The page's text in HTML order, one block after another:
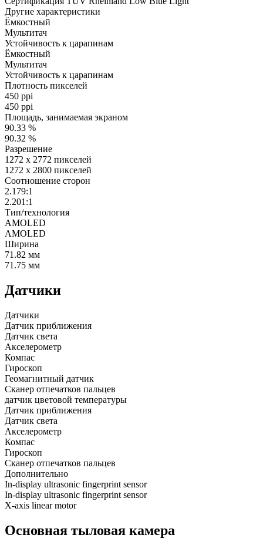
Другие характеристики
Ёмкостный
Мультитач
Устойчивость к царапинам
Ёмкостный
Мультитач
Устойчивость к царапинам
Плотность пикселей
450 ppi
450 ppi
Площадь, занимаемая экраном
90.33 %
90.32 %
Разрешение
1272 x 2772 пикселей
1272 x 2800 пикселей
Соотношение сторон
2.179:1
2.201:1
Тип/технология
AMOLED
AMOLED
Ширина
71.82 мм
71.75 мм
Датчики
Датчики
Датчик приближения
Датчик света
Акселерометр
Компас
Гироскоп
Геомагнитный датчик
Сканер отпечатков пальцев
датчик цветовой температуры
Датчик приближения
Датчик света
Акселерометр
Компас
Гироскоп
Сканер отпечатков пальцев
Дополнительно
In-display ultrasonic fingerprint sensor
In-display ultrasonic fingerprint sensor
X-axis linear motor
Основная тыловая камера